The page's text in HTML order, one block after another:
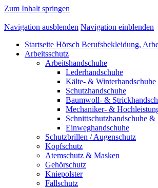
Zum Inhalt springen
Navigation ausblenden Navigation einblenden
Startseite Hörsch Berufsbekleidung,
Arbeitsschutz
Arbeitshandschuhe
Lederhandschuhe
Kälte- & Winterhandschuhe
Schutzhandschuhe
Baumwoll- &
Mechaniker- &
Schnittschutzhandschuhe &
Einweghandschuhe
Schutzbrillen / Augenschutz
Kopfschutz
Atemschutz & Masken
Gehörschutz
Kniepolster
Fallschutz